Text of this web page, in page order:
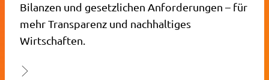
Bilanzen und gesetzlichen Anforderungen – für
mehr Transparenz und nachhaltiges
Wirtschaften.